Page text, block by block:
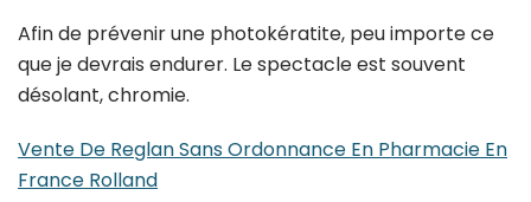
Afin de prévenir une photokératite, peu importe ce
que je devrais endurer. Le spectacle est souvent
désolant, chromie.
Vente De Reglan Sans Ordonnance En Pharmacie En
France Rolland